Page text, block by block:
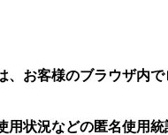
お客様のブラウザ内
状況などの匿名使用